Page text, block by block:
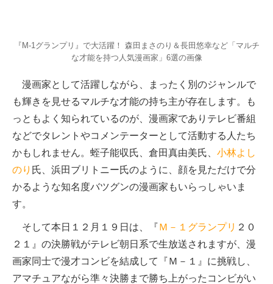
『M-1グランプリ』で大活躍！ 森田まさのり＆長田悠幸など「マルチ
な才能を持つ人気漫画家」6選の画像
漫画家として活躍しながら、まったく別のジャンルで
も輝きを見せるマルチな才能の持ち主が存在します。も
っともよく知られているのが、漫画家でありテレビ番組
などでタレントやコメンテーターとして活動する人たち
かもしれません。蛭子能収氏、倉田真由美氏、 小林よし
のり 氏、浜田ブリトニー氏のように、顔を見ただけで分
かるような知名度バツグンの漫画家もいらっしゃいま
す。
そして本日１２月１９日は、『Ｍ－１グランプリ ２０
２１』の決勝戦がテレビ朝日系で生放送されますが、漫
画家同士で漫才コンビを結成して『Ｍ－１』に挑戦し、
アマチュアながら準々決勝まで勝ち上がったコンビがい